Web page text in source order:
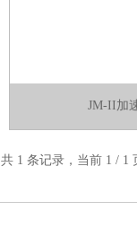
JM-II加
共 1 条记录，当前 1 /